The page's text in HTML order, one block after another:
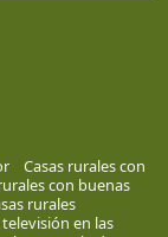
Casas rurales con
con buenas
rurales
en las